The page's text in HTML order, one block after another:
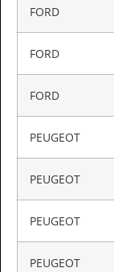
FORD
FORD
FORD
PEUGEOT
PEUGEOT
PEUGEOT
PEUGEOT